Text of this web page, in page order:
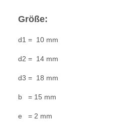
Größe:
d1 = 10 mm
d2 = 14 mm
d3 = 18 mm
b = 15 mm
e = 2 mm